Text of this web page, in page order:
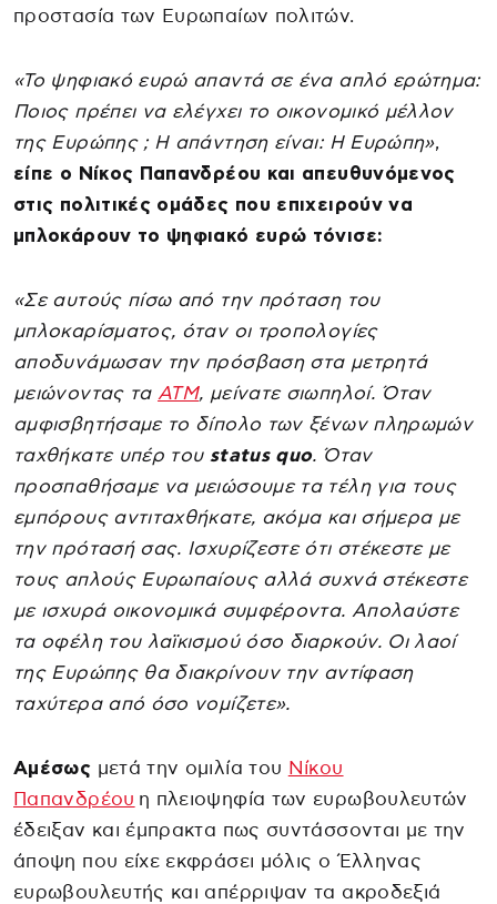
προστασία των Ευρωπαίων πολιτών.
«Το ψηφιακό ευρώ απαντά σε ένα απλό ερώτημα:
Ποιος πρέπει να ελέγχει το οικονομικό μέλλον
της Ευρώπης ; Η απάντηση είναι: Η Ευρώπη»,
είπε ο Νίκος Παπανδρέου και απευθυνόμενος
στις πολιτικές ομάδες που επιχειρούν να
μπλοκάρουν το ψηφιακό ευρώ τόνισε:
«Σε αυτούς πίσω από την πρόταση του
μπλοκαρίσματος, όταν οι τροπολογίες
αποδυνάμωσαν την πρόσβαση στα μετρητά
μειώνοντας τα ΑΤΜ, μείνατε σιωπηλοί. Όταν
αμφισβητήσαμε το δίπολο των ξένων πληρωμών
ταχθήκατε υπέρ του status quo. Όταν
προσπαθήσαμε να μειώσουμε τα τέλη για τους
εμπόρους αντιταχθήκατε, ακόμα και σήμερα με
την πρότασή σας. Ισχυρίζεστε ότι στέκεστε με
τους απλούς Ευρωπαίους αλλά συχνά στέκεστε
με ισχυρά οικονομικά συμφέροντα. Απολαύστε
τα οφέλη του λαϊκισμού όσο διαρκούν. Οι λαοί
της Ευρώπης θα διακρίνουν την αντίφαση
ταχύτερα από όσο νομίζετε».
Αμέσως μετά την ομιλία του Νίκου
Παπανδρέου η πλειοψηφία των ευρωβουλευτών
έδειξαν και έμπρακτα πως συντάσσονται με την
άποψη που είχε εκφράσει μόλις ο Έλληνας
ευρωβουλευτής και απέρριψαν τα ακροδεξιά